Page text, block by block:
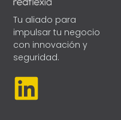
Tu aliado para
impulsar tu negocio
con innovación y
seguridad.
L
i